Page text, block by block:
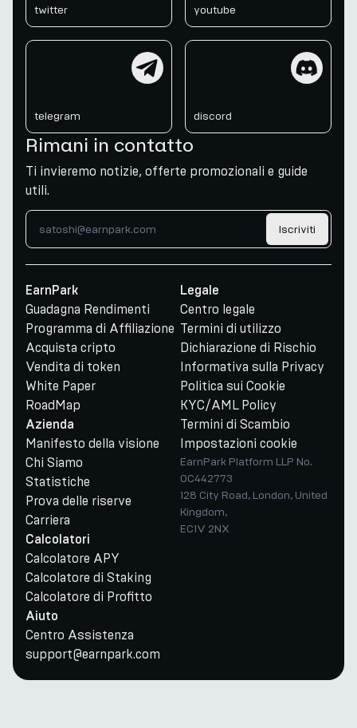
twitter youtube
telegram discord
Rimani in contatto
Ti invieremo notizie, offerte promozionali e guide
utili.
Iscriviti
EarnPark
Guadagna Rendimenti
Programma di Affiliazione
Acquista cripto
Vendita di token
White Paper
RoadMap
Azienda
Manifesto della visione
Chi Siamo
Statistiche
Prova delle riserve
Carriera
Calcolatori
Calcolatore APY
Calcolatore di Staking
Calcolatore di Profitto
Aiuto
Centro Assistenza
support@earnpark.com
Legale
Centro legale
Termini di utilizzo
Dichiarazione di Rischio
Informativa sulla Privacy
Politica sui Cookie
KYC/AML Policy
Termini di Scambio
Impostazioni cookie
EarnPark Platform LLP No.
OC442773
128 City Road, London, United
Kingdom,
EC1V 2NX